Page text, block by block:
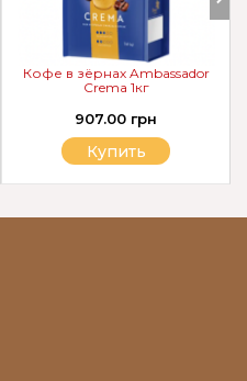
Кофе в зёрнах Ambassador
Crema 1кг
907.00 грн
Купить